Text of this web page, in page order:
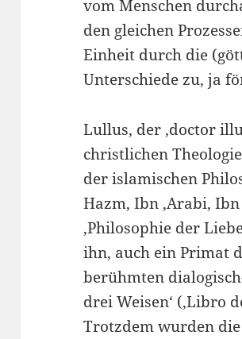
vom Menschen
den gleichen
Einheit durch die
Unterschiede zu, ja
Lullus, der ‚doctor
christlichen
der islamischen
Hazm, Ibn ‚Arabi,
‚Philosophie der
ihn, auch ein Primat
berühmten
drei Weisen‘ (‚Libro
Trotzdem wurden